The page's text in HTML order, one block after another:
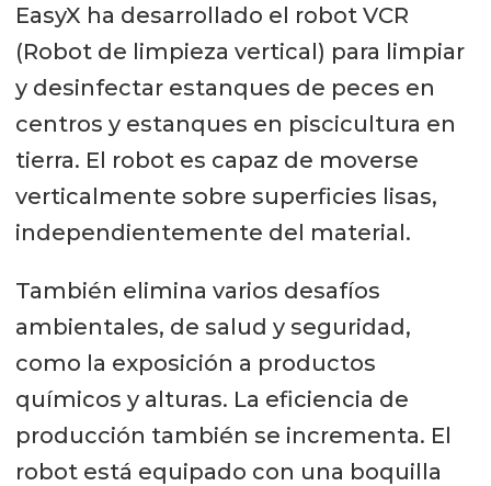
EasyX ha desarrollado el robot VCR
(Robot de limpieza vertical) para limpiar
y desinfectar estanques de peces en
centros y estanques en piscicultura en
tierra. El robot es capaz de moverse
verticalmente sobre superficies lisas,
independientemente del material.
También elimina varios desafíos
ambientales, de salud y seguridad,
como la exposición a productos
químicos y alturas. La eficiencia de
producción también se incrementa. El
robot está equipado con una boquilla